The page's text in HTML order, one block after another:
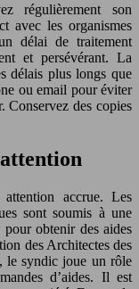
régulièrement son
avec les organismes
délai de traitement
et persévérant. La
délais plus longs que
ou email pour éviter
Conservez des copies
attention accrue. Les
sont soumis à une
pour obtenir des aides
des Architectes des
le syndic joue un rôle
d’aides. Il est